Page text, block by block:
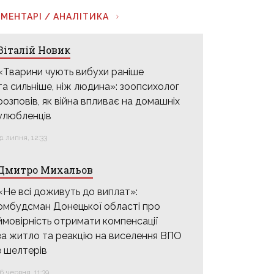
/ АНАЛІТИКА
Новик
чують вибухи раніше
сильніше, ніж людина»: зоопсихолог
як війна впливає на домашніх
липня, 12:33
Михальов
всі доживуть до виплат»:
Донецької області про
отримати компенсації
житло та реакцію на виселення ВПО
шелтерів
червня, 11:39